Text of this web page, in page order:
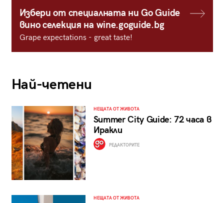
Избери от специалната ни Go Guide
вино селекция на wine.goguide.bg
Grape expectations - great taste!
Най-четени
НЕЩАТА ОТ ЖИВОТА
Summer City Guide: 72 часа в
Иракли
РЕДАКТОРИТЕ
НЕЩАТА ОТ ЖИВОТА